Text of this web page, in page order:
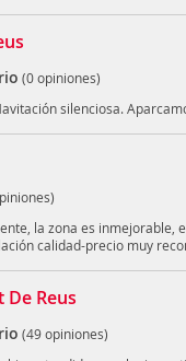
(0 opiniones)
silenciosa.
)
la zona es inmejorable,
calidad-precio muy
Reus
(49 opiniones)